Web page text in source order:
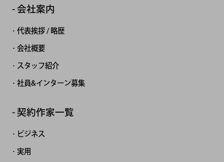
会社案内
代表挨拶 / 略歴
会社概要
スタッフ紹介
社員&インターン募集
契約作家一覧
ビジネス
実用